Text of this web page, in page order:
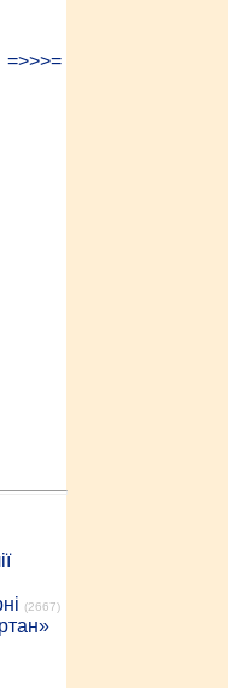
=>>>=
(2667)